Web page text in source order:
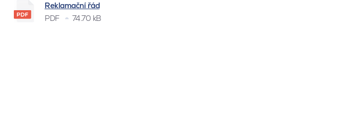
Reklamační řád
PDF
74.70 kB